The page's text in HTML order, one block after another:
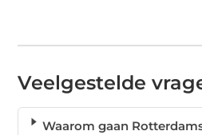
Veelgestelde
Waarom gaan